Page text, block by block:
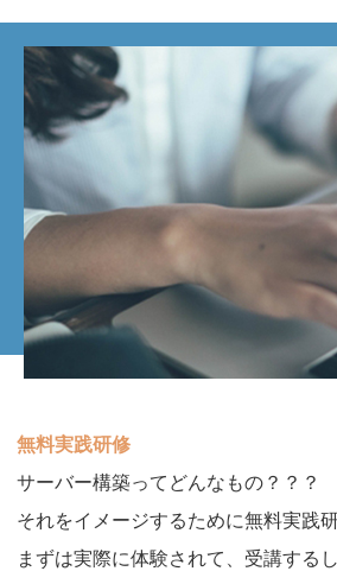
無料実践研修
サーバー構築ってどんなもの？？？
それをイメージするために無料実践
まずは実際に体験されて、受講する